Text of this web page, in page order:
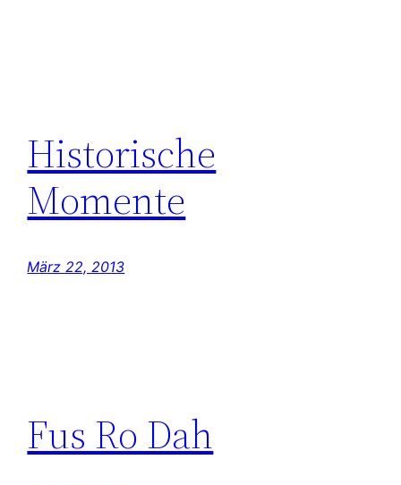
Historische
Momente
März 22, 2013
Fus Ro Dah